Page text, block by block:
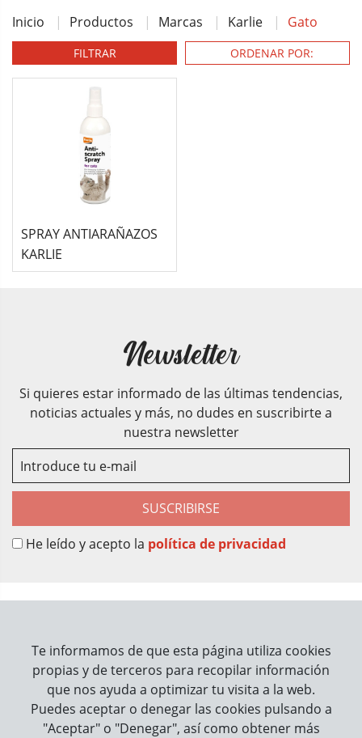
Inicio Productos Marcas Karlie Gato
FILTRAR
SPRAY ANTIARAÑAZOS
KARLIE
Newsletter
Si quieres estar informado de las últimas tendencias,
noticias actuales y más, no dudes en suscribirte a
nuestra newsletter
SUSCRIBIRSE
He leído y acepto la política de privacidad
Información
Cómo trabajamos
Te informamos de que esta página utiliza cookies
propias y de terceros para recopilar información
que nos ayuda a optimizar tu visita a la web.
Puedes aceptar o denegar las cookies pulsando a
"Aceptar" o "Denegar", así como obtener más